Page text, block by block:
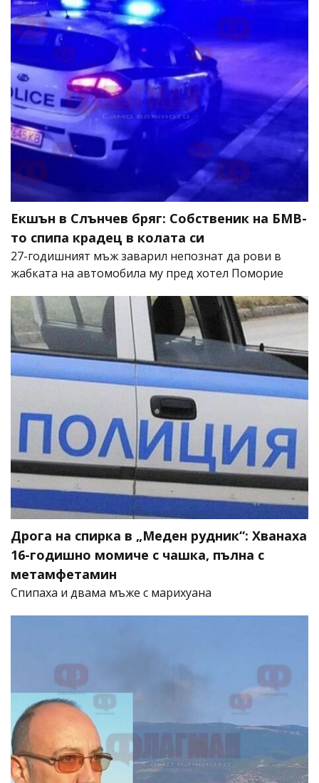
Екшън в Слънчев бряг: Собственик на БМВ-
то спипа крадец в колата си
27-годишният мъж заварил непознат да рови в
жабката на автомобила му пред хотел Поморие
Дрога на спирка в „Меден рудник“: Хванаха
16-годишно момиче с чашка, пълна с
метамфетамин
Спипаха и двама мъже с марихуана